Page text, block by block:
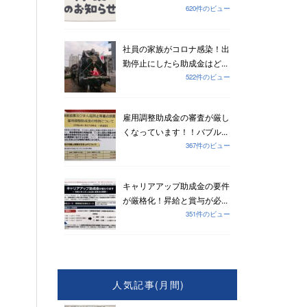
620件のビュー
社員の家族がコロナ感染！出
勤停止にしたら助成金はど...
522件のビュー
雇用調整助成金の審査が厳し
くなっています！！バブル...
367件のビュー
キャリアアップ助成金の要件
が厳格化！昇給と賞与が必...
351件のビュー
人気記事(月間)